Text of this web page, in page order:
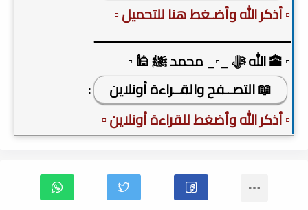
▫️ أذكر الله وأضـغط هنا للتحميل ▫️
ـــــــــــــــــــــــــــــــــــــــــــــــــــــــــ
▫️ 🕋 الله ﷻ _▫️_ محمد ﷺ 🕌 ▫️
📖 التصــفح والقــراءة أونلاين
:
▫️ أذكر الله وأضغط للقراءة أونلاين ▫️